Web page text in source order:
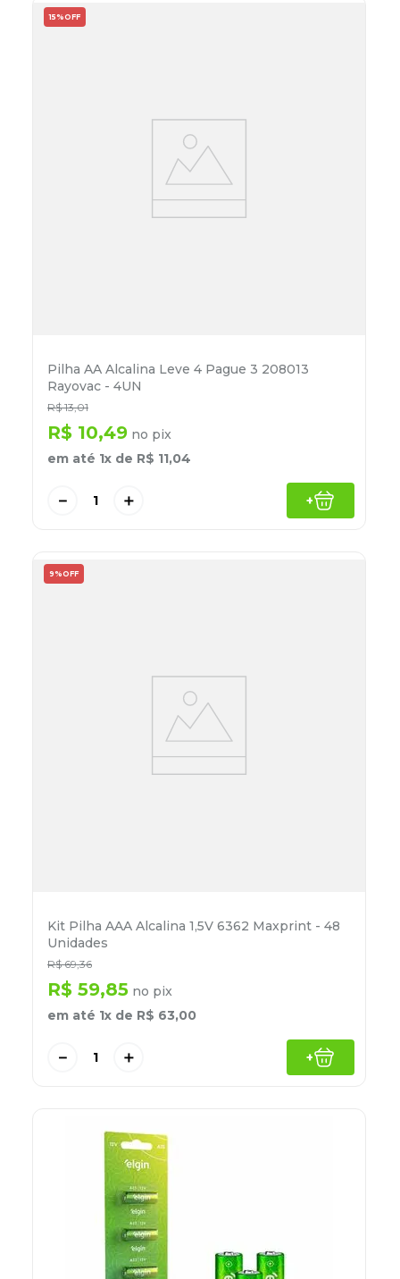
15% OFF
Pilha AA Alcalina Leve 4 Pague 3 208013
Rayovac - 4UN
R$ 13,01
R$ 10,49 no pix
em até 1x de R$ 11,04
＋
－ +
9% OFF
Kit Pilha AAA Alcalina 1,5V 6362 Maxprint - 48
Unidades
R$ 69,36
R$ 59,85 no pix
em até 1x de R$ 63,00
＋
－ +